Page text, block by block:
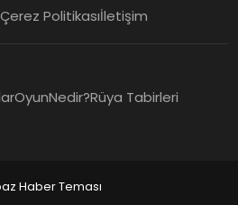
Çerez Politikasıİletişim
OyunNedir?Rüya Tabirleri
Haber Teması